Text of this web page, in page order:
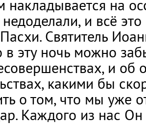
на
и всё
Святитель
в эту ночь можно
и
какими бы
о том, что мы уже
Каждого из нас